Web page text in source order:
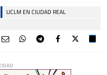
UCLM EN CIUDAD REAL